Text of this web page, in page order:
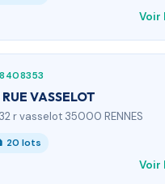
Voir
VASSELOT
r vasselot 35000 RENNES
20 lots
Voir